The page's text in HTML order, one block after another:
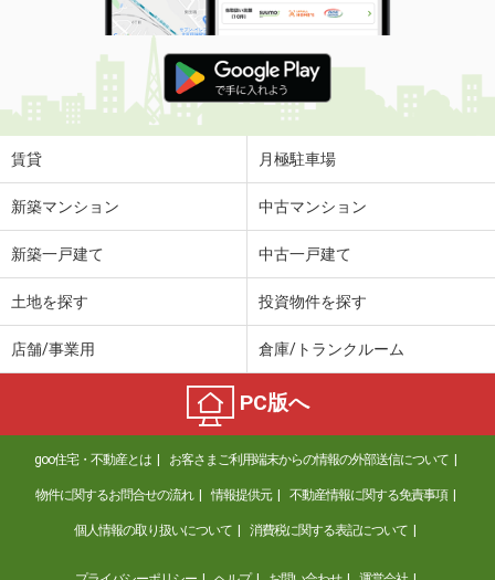
埼玉県比企郡滑川町大字羽尾
価 格
5.50万円
住 所
埼玉県比企郡滑川町大字羽尾
専有面積
埼玉県春日部市粕壁
埼玉県川口市並木３丁目
9.80万円
住 所
埼玉県川口市並木３丁目
専有面積 20.59m²
間取り
1K
埼玉県東松山市高坂７
賃貸 月極駐車場
新築マンション 中古マンション
新築一戸建て 中古一戸建て
土地を探す 投資物件を探す
店舗/事業用 倉庫/トランクルーム
PC版へ
goo住宅・不動産とは お客さまご利用端末からの情報の外部送信について
物件に関するお問合せの流れ 情報提供元 不動産情報に関する免責事項
個人情報の取り扱いについて 消費税に関する表記について